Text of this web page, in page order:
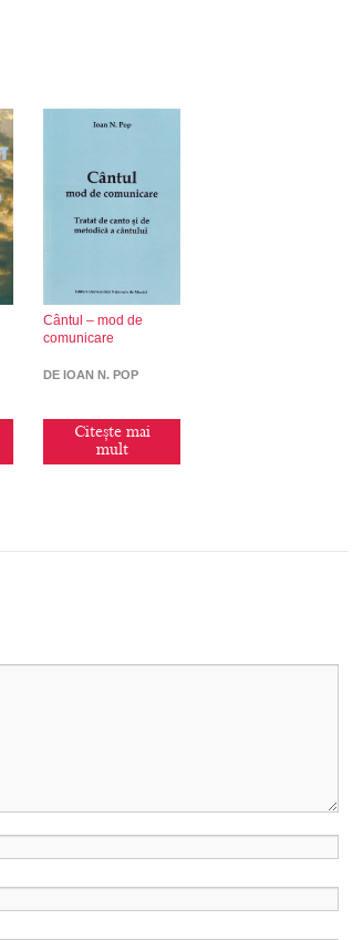
Cântul – mod de
comunicare
DE IOAN N. POP
Citește mai
mult